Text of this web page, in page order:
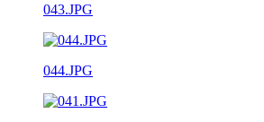
043.JPG
044.JPG